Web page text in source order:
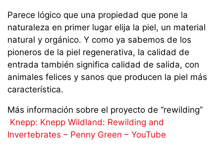
Parece lógico que una propiedad que pone la
naturaleza en primer lugar elija la piel, un material
natural y orgánico. Y como ya sabemos de los
pioneros de la piel regenerativa, la calidad de
entrada también significa calidad de salida, con
animales felices y sanos que producen la piel más
característica.
Más información sobre el proyecto de “rewilding”
Knepp: Knepp Wildland: Rewilding and
Invertebrates – Penny Green – YouTube